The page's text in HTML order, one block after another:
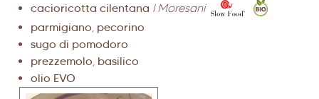
cacioricotta cilentana I Moresani
parmigiano pecorino
sugo di pomodoro
prezzemolo basilico
olio EVO